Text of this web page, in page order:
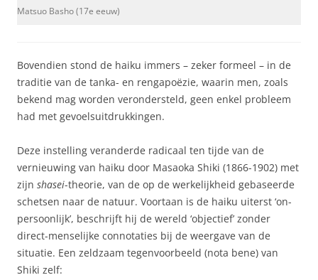
Matsuo Basho (17e eeuw)
Bovendien stond de haiku immers – zeker formeel – in de
traditie van de tanka- en rengapoëzie, waarin men, zoals
bekend mag worden verondersteld, geen enkel probleem
had met gevoelsuitdrukkingen.
Deze instelling veranderde radicaal ten tijde van de
vernieuwing van haiku door Masaoka Shiki (1866-1902) met
zijn shasei-theorie, van de op de werkelijkheid gebaseerde
schetsen naar de natuur. Voortaan is de haiku uiterst ‘on-
persoonlijk’, beschrijft hij de wereld ‘objectief’ zonder
direct-menselijke connotaties bij de weergave van de
situatie. Een zeldzaam tegenvoorbeeld (nota bene) van
Shiki zelf: